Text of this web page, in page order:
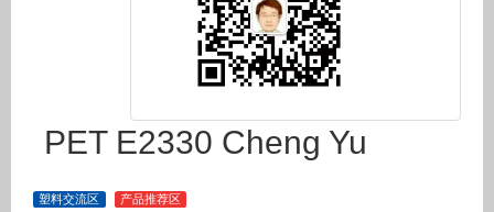
PET E2330 Cheng Yu
塑料交流区 产品推荐区